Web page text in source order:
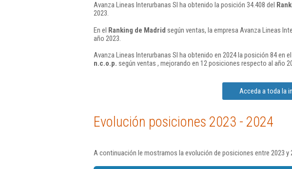
Avanza Lineas Interurbanas Sl ha obtenido la posición 34.408 del
2023.
En el Ranking de Madrid según ventas, la empresa Avanza Lineas
año 2023.
Avanza Lineas Interurbanas Sl ha obtenido en 2024 la posición 84 en el
n.c.o.p. según ventas , mejorando en 12 posiciones respecto al año
Acceda a toda la
Evolución posiciones 2023 - 2024
A continuación le mostramos la evolución de posiciones entre 2023 y